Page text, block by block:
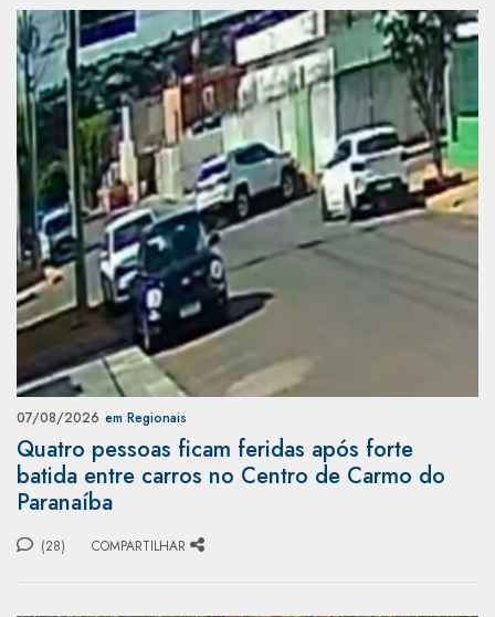
07/08/2026 em Regionais
Quatro pessoas ficam feridas após forte
batida entre carros no Centro de Carmo do
Paranaíba
(28) COMPARTILHAR